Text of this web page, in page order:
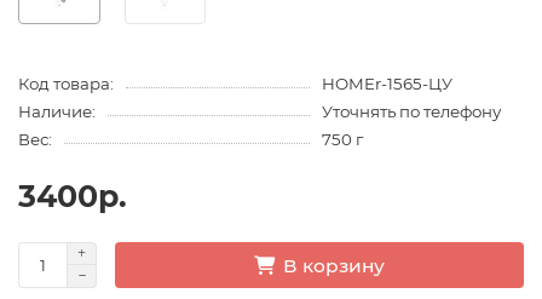
Код товара:
HOMEr-1565-ЦУ
Наличие:
Уточнять по телефону
Вес:
750 г
3400р.
В корзину